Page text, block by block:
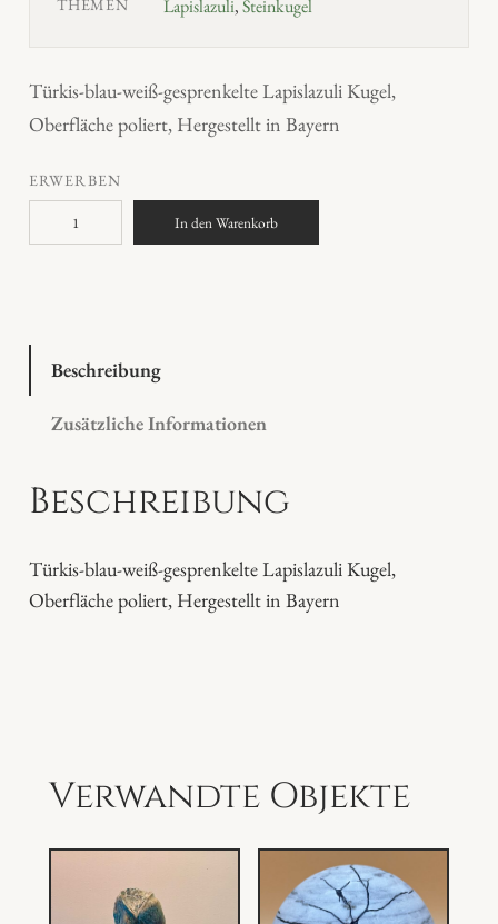
THEMEN Lapislazuli,Steinkugel
Türkis-blau-weiß-gesprenkelte Lapislazuli Kugel,
Oberfläche poliert, Hergestellt in Bayern
ERWERBEN
a
s
a
l
K
u
In den Warenkorb
Beschreibung
Zusätzliche Informationen
Beschreibung
Türkis-blau-weiß-gesprenkelte Lapislazuli Kugel,
Oberfläche poliert, Hergestellt in Bayern
Verwandte Objekte